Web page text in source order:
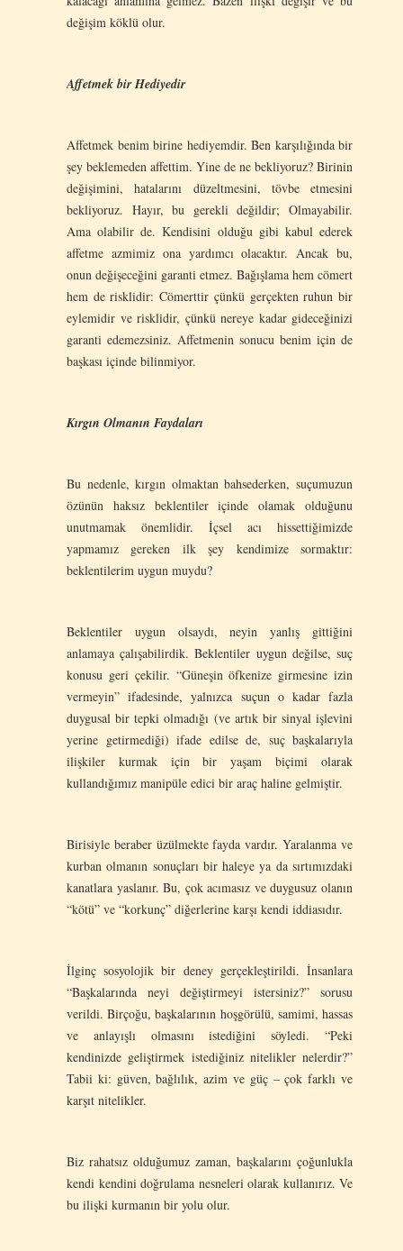
değişim köklü olur.
Affetmek bir Hediyedir
Affetmek benim birine hediyemdir. Ben karşılığında bir
şey beklemeden affettim. Yine de ne bekliyoruz? Birinin
değişimini, hatalarını düzeltmesini, tövbe etmesini
bekliyoruz. Hayır, bu gerekli değildir; Olmayabilir.
Ama olabilir de. Kendisini olduğu gibi kabul ederek
affetme azmimiz ona yardımcı olacaktır. Ancak bu,
onun değişeceğini garanti etmez. Bağışlama hem cömert
hem de risklidir: Cömerttir çünkü gerçekten ruhun bir
eylemidir ve risklidir, çünkü nereye kadar gideceğinizi
garanti edemezsiniz. Affetmenin sonucu benim için de
başkası içinde bilinmiyor.
Kırgın Olmanın Faydaları
Bu nedenle, kırgın olmaktan bahsederken, suçumuzun
özünün haksız beklentiler içinde olamak olduğunu
unutmamak önemlidir. İçsel acı hissettiğimizde
yapmamız gereken ilk şey kendimize sormaktır:
beklentilerim uygun muydu?
Beklentiler uygun olsaydı, neyin yanlış gittiğini
anlamaya çalışabilirdik. Beklentiler uygun değilse, suç
konusu geri çekilir. “Güneşin öfkenize girmesine izin
vermeyin” ifadesinde, yalnızca suçun o kadar fazla
duygusal bir tepki olmadığı (ve artık bir sinyal işlevini
yerine getirmediği) ifade edilse de, suç başkalarıyla
ilişkiler kurmak için bir yaşam biçimi olarak
kullandığımız manipüle edici bir araç haline gelmiştir.
Birisiyle beraber üzülmekte fayda vardır. Yaralanma ve
kurban olmanın sonuçları bir haleye ya da sırtımızdaki
kanatlara yaslanır. Bu, çok acımasız ve duygusuz olanın
“kötü” ve “korkunç” diğerlerine karşı kendi iddiasıdır.
İlginç sosyolojik bir deney gerçekleştirildi. İnsanlara
“Başkalarında neyi değiştirmeyi istersiniz?” sorusu
verildi. Birçoğu, başkalarının hoşgörülü, samimi, hassas
ve anlayışlı olmasını istediğini söyledi. “Peki
kendinizde geliştirmek istediğiniz nitelikler nelerdir?”
Tabii ki: güven, bağlılık, azim ve güç – çok farklı ve
karşıt nitelikler.
Biz rahatsız olduğumuz zaman, başkalarını çoğunlukla
kendi kendini doğrulama nesneleri olarak kullanırız. Ve
bu ilişki kurmanın bir yolu olur.